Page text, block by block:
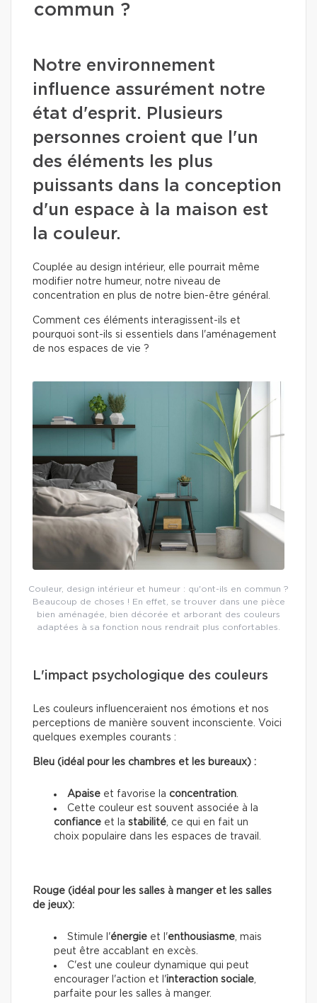
commun ?
Notre environnement
influence assurément notre
état d'esprit. Plusieurs
personnes croient que l'un
des éléments les plus
puissants dans la conception
d'un espace à la maison est
la couleur.
Couplée au design intérieur, elle pourrait même
modifier notre humeur, notre niveau de
concentration en plus de notre bien-être général.
Comment ces éléments interagissent-ils et
pourquoi sont-ils si essentiels dans l'aménagement
de nos espaces de vie ?
Couleur, design intérieur et humeur : qu'ont-ils en commun ?
Beaucoup de choses ! En effet, se trouver dans une pièce
bien aménagée, bien décorée et arborant des couleurs
adaptées à sa fonction nous rendrait plus confortables.
L'impact psychologique des couleurs
Les couleurs influenceraient nos émotions et nos
perceptions de manière souvent inconsciente. Voici
quelques exemples courants :
Bleu (idéal pour les chambres et les bureaux) :
Apaise et favorise la concentration
Cette couleur est souvent associée à la
confiance et la stabilité , ce qui en fait un
choix populaire dans les espaces de travail.
Rouge (idéal pour les salles à manger et les salles
de jeux):
Stimule l'énergie et l'enthousiasme , mais
peut être accablant en excès.
C'est une couleur dynamique qui peut
encourager l'action et l'interaction sociale
parfaite pour les salles à manger.